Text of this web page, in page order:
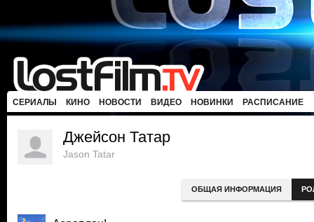
СЕРИАЛЫ КИНО НОВОСТИ ВИДЕО НОВИНКИ РАСПИСАНИЕ
Джейсон Татар
Jason Tatar
ОБЩАЯ ИНФОРМАЦИЯ